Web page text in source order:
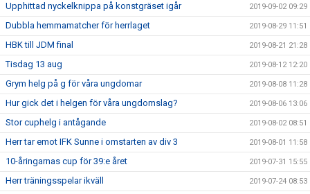
Upphittad nyckelknippa på konstgräset igår 2019-09-02 09:29
Dubbla hemmamatcher för herrlaget 2019-08-29 11:51
HBK till JDM final 2019-08-21 21:28
Tisdag 13 aug 2019-08-12 12:20
Grym helg på g för våra ungdomar 2019-08-08 11:28
Hur gick det i helgen för våra ungdomslag? 2019-08-06 13:06
Stor cuphelg i antågande 2019-08-02 08:51
Herr tar emot IFK Sunne i omstarten av div 3 2019-08-01 11:58
10-åringarnas cup för 39:e året 2019-07-31 15:55
Herr träningsspelar ikväll 2019-07-24 08:53